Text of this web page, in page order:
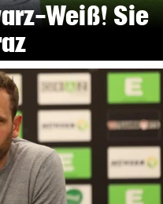
Weiß! Sie